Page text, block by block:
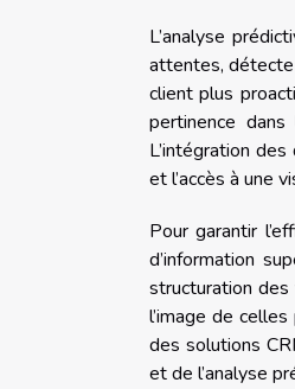
L’analyse
attentes, détecte
client plus
pertinence
L’intégration
et l’accès à une
Pour garantir
d’information
structuration
l’image de
des solutions
et de l’analyse